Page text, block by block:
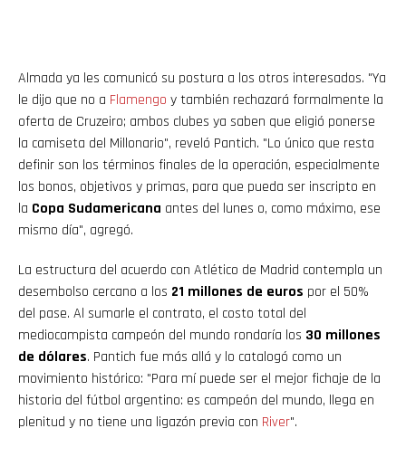
Almada ya les comunicó su postura a los otros interesados. "Ya
le dijo que no a Flamengo y también rechazará formalmente la
oferta de Cruzeiro; ambos clubes ya saben que eligió ponerse
la camiseta del Millonario", reveló Pantich. "Lo único que resta
definir son los términos finales de la operación, especialmente
los bonos, objetivos y primas, para que pueda ser inscripto en
la Copa Sudamericana antes del lunes o, como máximo, ese
mismo día", agregó.
La estructura del acuerdo con Atlético de Madrid contempla un
desembolso cercano a los 21 millones de euros por el 50%
del pase. Al sumarle el contrato, el costo total del
mediocampista campeón del mundo rondaría los 30 millones
de dólares. Pantich fue más allá y lo catalogó como un
movimiento histórico: "Para mí puede ser el mejor fichaje de la
historia del fútbol argentino: es campeón del mundo, llega en
plenitud y no tiene una ligazón previa con River".